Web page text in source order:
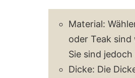
Material:
oder Teak
Sie sind
Dicke: Die